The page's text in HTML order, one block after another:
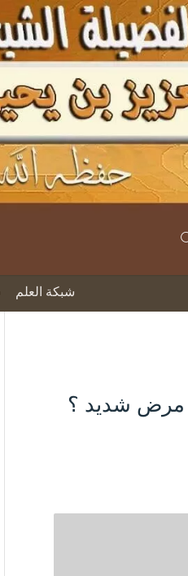
شبكة العلم
مرض شديد ؟